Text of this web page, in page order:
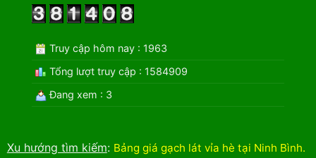
Truy cập hôm nay : 1963
Tổng lượt truy cập : 1584909
Đang xem : 3
Xu hướng tìm kiếm: Bảng giá gạch lát vỉa hè tại Ninh Bình.